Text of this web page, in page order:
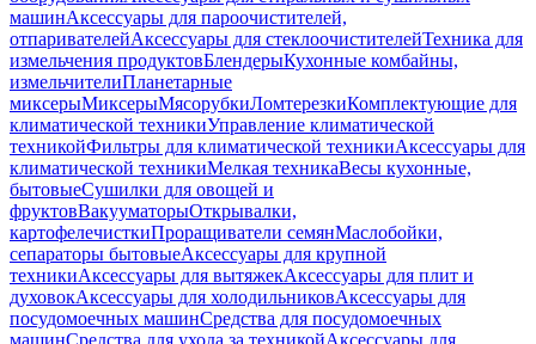
машинАксессуары для пароочистителей,
отпаривателейАксессуары для стеклоочистителейТехника для
измельчения продуктовБлендерыКухонные комбайны,
измельчителиПланетарные
миксерыМиксерыМясорубкиЛомтерезкиКомплектующие для
климатической техникиУправление климатической
техникойФильтры для климатической техникиАксессуары для
климатической техникиМелкая техникаВесы кухонные,
бытовыеСушилки для овощей и
фруктовВакууматорыОткрывалки,
картофелечисткиПроращиватели семянМаслобойки,
сепараторы бытовыеАксессуары для крупной
техникиАксессуары для вытяжекАксессуары для плит и
духовокАксессуары для холодильниковАксессуары для
посудомоечных машинСредства для посудомоечных
машинСредства для ухода за техникойАксессуары для